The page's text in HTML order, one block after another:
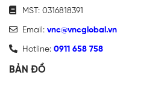
MST: 0316818391
Email: vnc@vncglobal.vn
Hotline: 0911 658 758
BẢN ĐỒ